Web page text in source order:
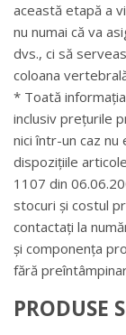
această etapă a
nu numai că va
dvs., ci să
coloana
* Toată
inclusiv prețurile
nici într-un caz
dispozițiile
1107 din
stocuri și costul
contactați la
și componența
fără
PRODUSE